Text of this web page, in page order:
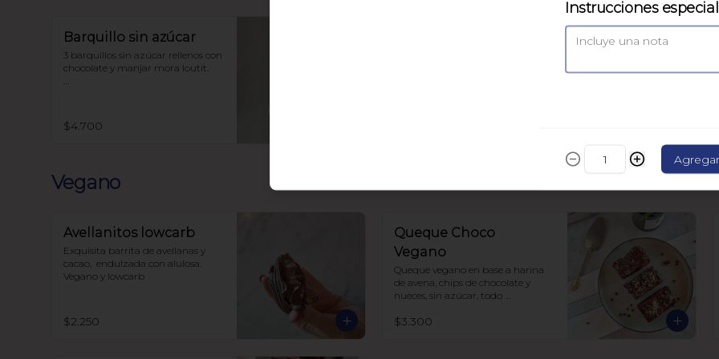
Barquillo sin azúcar
3 barquillos sin azúcar rellenos con
chocolate y manjar mora loutit.
$4.700
Vegano
Avellanitos lowcarb
Exquisita barrita de avellanas y
cacao,  endulzada con alulosa.
Vegano y lowcarb
$2.250
Queque Choco
Vegano
Queque vegano en base a harina
de avena, chips de chocolate y
nueces, sin azúcar, todo
$3.300
Instrucciones
Agregar